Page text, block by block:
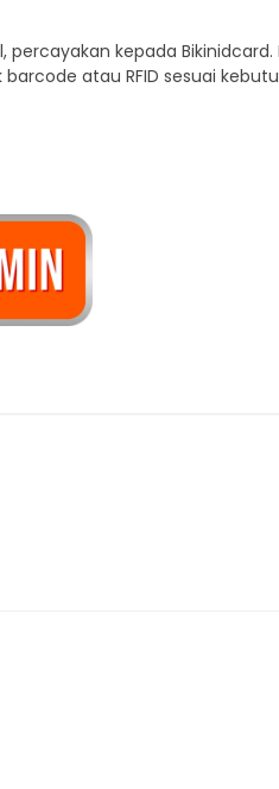
kepada Bikinidcard.
atau RFID sesuai